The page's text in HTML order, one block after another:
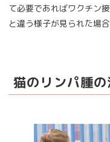
て必要であればワクチン
と違う様子が見られた場
猫のリンパ腫